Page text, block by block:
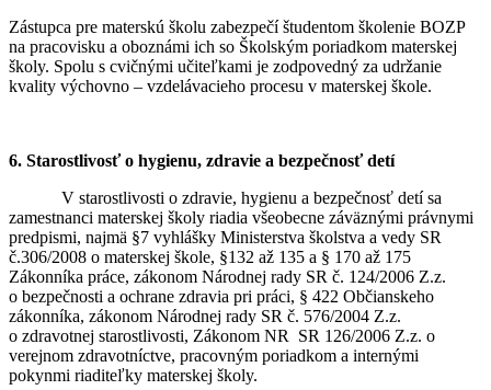
Zástupca pre materskú školu zabezpečí študentom školenie BOZP
na pracovisku a oboznámi ich so Školským poriadkom materskej
školy. Spolu s cvičnými učiteľkami je zodpovedný za udržanie
kvality výchovno – vzdelávacieho procesu v materskej škole.
6. Starostlivosť o hygienu, zdravie a bezpečnosť detí
V starostlivosti o zdravie, hygienu a bezpečnosť detí sa
zamestnanci materskej školy riadia všeobecne záväznými právnymi
predpismi, najmä §7 vyhlášky Ministerstva školstva a vedy SR
č.306/2008 o materskej škole, §132 až 135 a § 170 až 175
Zákonníka práce, zákonom Národnej rady SR č. 124/2006 Z.z.
o bezpečnosti a ochrane zdravia pri práci, § 422 Občianskeho
zákonníka, zákonom Národnej rady SR č. 576/2004 Z.z.
o zdravotnej starostlivosti, Zákonom NR SR 126/2006 Z.z. o
verejnom zdravotníctve, pracovným poriadkom a internými
pokynmi riaditeľky materskej školy.